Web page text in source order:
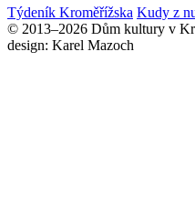
Týdeník Kroměřížska Kudy z
© 2013–2026 Dům kultury v
design: Karel Mazoch